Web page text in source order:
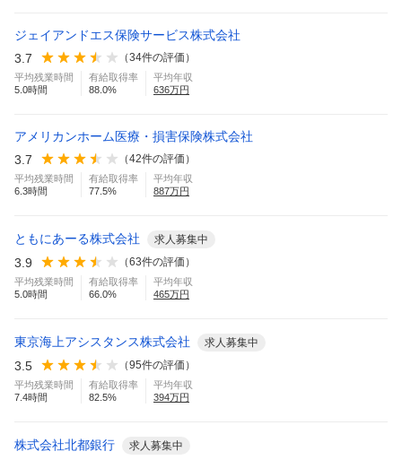
ジェイアンドエス保険サービス株式会社
3.7
（34件の評価）
平均残業時間
5.0時間
有給取得率
88.0%
平均年収
636万円
アメリカンホーム医療・損害保険株式会社
3.7
（42件の評価）
平均残業時間
6.3時間
有給取得率
77.5%
平均年収
887万円
ともにあーる株式会社 求人募集中
3.9 （63件の評価）
平均残業時間
5.0時間
有給取得率
66.0%
平均年収
465万円
東京海上アシスタンス株式会社 求人募集中
3.5 （95件の評価）
平均残業時間
7.4時間
有給取得率
82.5%
平均年収
394万円
株式会社北都銀行 求人募集中